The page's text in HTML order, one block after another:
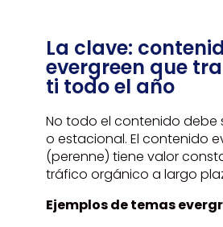
La clave:
evergreen que
ti todo el año
No todo el contenido debe
o estacional. El contenido
(perenne) tiene valor
tráfico orgánico a largo
Ejemplos de temas